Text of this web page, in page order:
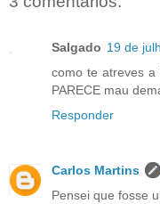
Salgado 19 de
como te atreves
PARECE mau
Responder
Carlos Martins
Pensei que fosse